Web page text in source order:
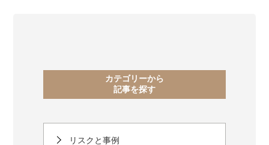
カテゴリーから
記事を探す
リスクと事例